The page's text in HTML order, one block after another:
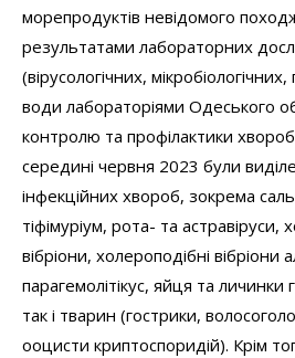
морепродуктів невідомого
результатами лабораторних
(вірусологічних,
води лабораторіями Одеського
контролю та профілактики
середині червня 2023 були
інфекційних хвороб, зокрема
тіфімуріум, рота- та астравіруси,
вібріони, холероподібні вібріони
парагемолітікус, яйця та личинки
так і тварин (гострики,
ооцисти криптоспоридій). Крім